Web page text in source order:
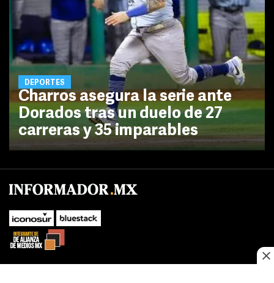
DEPORTES
Charros asegura la serie ante
Dorados tras un duelo de 27
carreras y 35 imparables